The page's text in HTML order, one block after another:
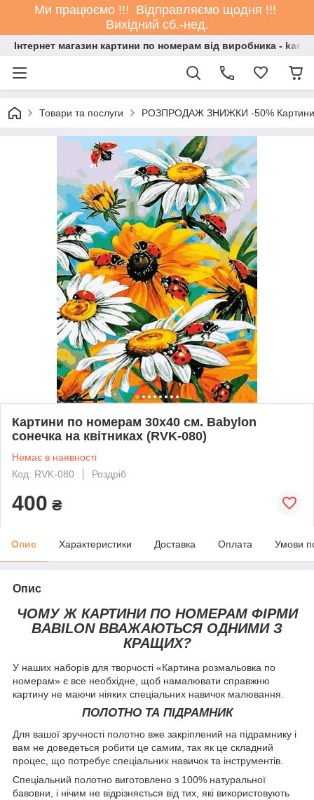
Ми працюємо !!! Відправляємо щодня !!!
Вихідний сб.-нед.
Інтернет магазин картини по номерам від виробника -
Товари та послуги РОЗПРОДАЖ ЗНИЖКИ -50%
Картини по номерам 30х40 см. Babylon
сонечка на квітниках (RVK-080)
Немає в наявності
Код: RVK-080
Роздріб
400 ₴
Опис Характеристики Доставка Оплата Умови
Опис
ЧОМУ Ж КАРТИНИ ПО НОМЕРАМ ФІРМИ
BABILON ВВАЖАЮТЬСЯ ОДНИМИ З
КРАЩИХ?
У наших наборів для творчості «Картина розмальовка по
номерам» є все необхідне, щоб намалювати справжню
картину не маючи ніяких спеціальних навичок малювання.
ПОЛОТНО ТА ПІДРАМНИК
Для вашої зручності полотно вже закріплений на підрамнику і
вам не доведеться робити це самим, так як це складний
процес, що потребує спеціальних навичок та інструментів.
Спеціальний полотно виготовлено з 100% натуральної
бавовни, і нічим не відрізняється від тих, які використовують